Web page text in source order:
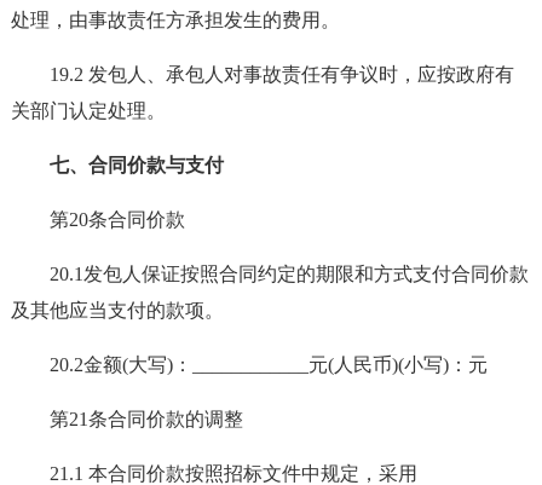
处理，由事故责任方承担发生的费用。
19.2 发包人、承包人对事故责任有争议时，应按政府有
关部门认定处理。
七、合同价款与支付
第20条合同价款
20.1发包人保证按照合同约定的期限和方式支付合同价款
及其他应当支付的款项。
20.2金额(大写)：____________元(人民币)(小写)：元
第21条合同价款的调整
21.1 本合同价款按照招标文件中规定，采用